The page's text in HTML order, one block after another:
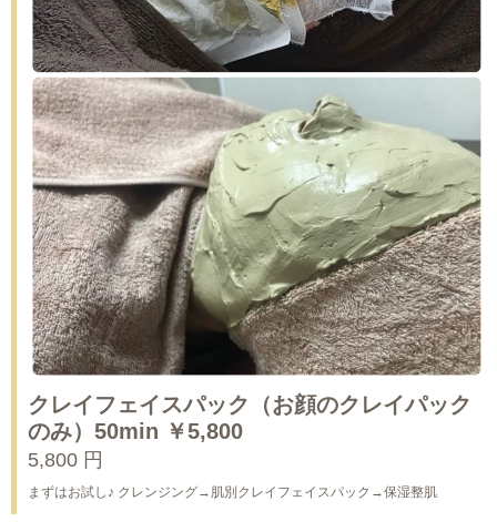
クレイフェイスパック（お顔のクレイパック
のみ）50min ￥5,800
5,800 円
まずはお試し♪ クレンジング→肌別クレイフェイスパック→保湿整肌